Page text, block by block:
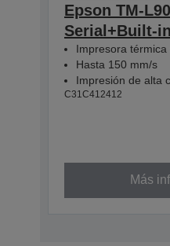
Epson TM-
Serial+Built-
Impresora
Hasta 150 mm/s
Impresión de alta
C31C412412
Más